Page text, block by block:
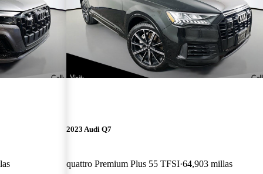
2023 Audi Q7
quattro Premium Plus 55 TFSI 64,903 millas